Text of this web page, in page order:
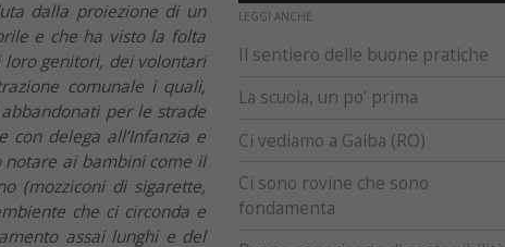
dalla proiezione di un
e che ha visto la folta
loro genitori, dei volontari
comunale i quali,
per le strade
con delega all’Infanzia e
ai bambini come il
(mozziconi di sigarette,
che ci circonda e
assai lunghi e del
LEGGI ANCHE
Il sentiero delle buone pratiche
La scuola, un po’ prima
Ci vediamo a Gaiba (RO)
Ci sono rovine che sono
fondamenta